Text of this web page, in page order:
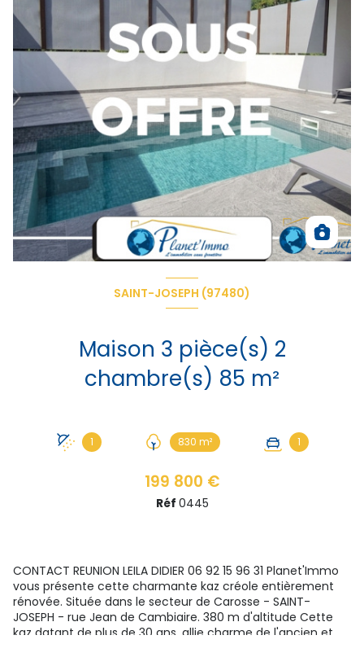
SAINT-JOSEPH (97480)
Maison 3 pièce(s) 2
chambre(s) 85 m²
1 830 m² 1
199 800 €
Réf 0445
CONTACT REUNION LEILA DIDIER 06 92 15 96 31 Planet'Immo
vous présente cette charmante kaz créole entièrement
rénovée. Située dans le secteur de Carosse - SAINT-
JOSEPH - rue Jean de Cambiaire. 380 m d'altitude Cette
kaz datant de plus de 30 ans, allie charme de l'ancien et